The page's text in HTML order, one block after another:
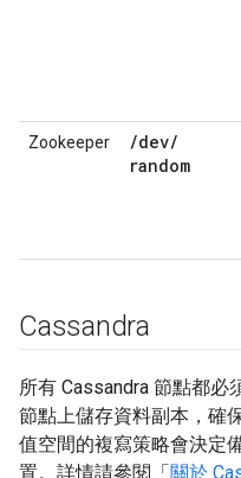
Zookeeper /dev/
random
Cassandra
所有 Cassandra 節點都必
節點上儲存資料副本，確
值空間的複寫策略會決定
置。詳情請參閱「關於